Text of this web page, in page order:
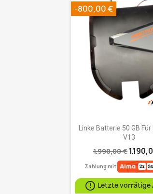
Vorschau
Linke Batterie 50 GB
V13
1.990,00 €
Zahlung mit
 Letzte vorrätige
-800,00 €